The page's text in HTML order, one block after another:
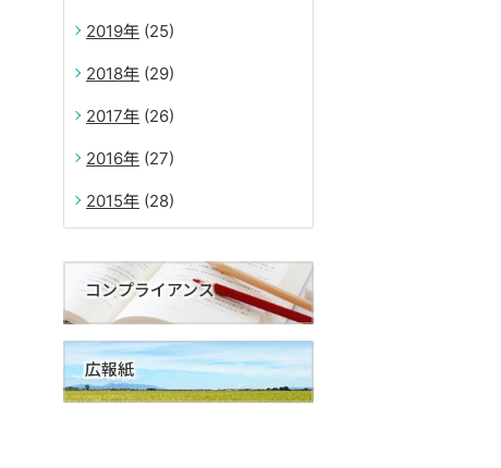
2019 (25)
2018 (29)
2017 (26)
2016 (27)
2015 (28)
コンプライアンス
広報紙